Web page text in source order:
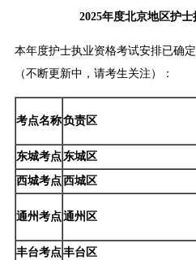
2025年度北京地区护
本年度护士执业资格考试安排已确
（不断更新中，请考生关注）：
考点名称负责区
东城考点东城区
西城考点西城区
通州考点通州区
丰台考点丰台区